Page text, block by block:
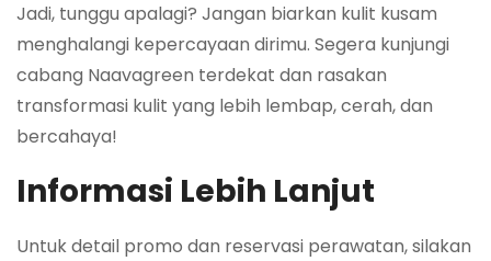
Jadi, tunggu apalagi? Jangan biarkan kulit kusam
menghalangi kepercayaan dirimu. Segera kunjungi
cabang Naavagreen terdekat dan rasakan
transformasi kulit yang lebih lembap, cerah, dan
bercahaya!
Informasi Lebih Lanjut
Untuk detail promo dan reservasi perawatan, silakan